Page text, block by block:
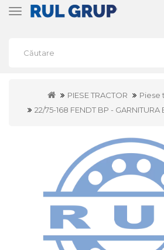
Toggle
PIESE TRACTOR
Piese
22/75-168 FENDT BP - GARNITURA